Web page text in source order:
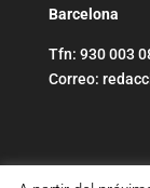
Barcelona
Tfn: 930 003
Correo: